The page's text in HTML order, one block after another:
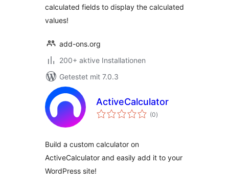
calculated fields to display the calculated
values!
add-ons.org
200+ aktive Installationen
Getestet mit 7.0.3
ActiveCalculator
(0Bewertungen
insgesamt
)
Build a custom calculator on
ActiveCalculator and easily add it to your
WordPress site!